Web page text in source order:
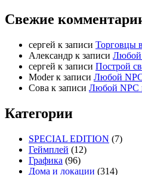
Свежие
cергей к записи Торговцы
Александр к записи Любой
cергей к записи Построй
Moderк записи Любой
Сова к записи Любой NPC
Категории
SPECIAL EDITION (7)
Геймплей (12)
Графика (96)
Дома и локации (314)